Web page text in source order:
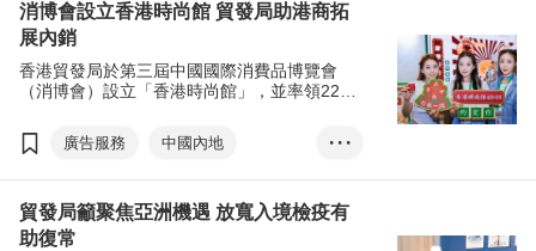
消博會設立香港時尚館 貿發局助港商拓
展內銷
香港貿發局於第三屆中國國際消費品博覽會
（消博會）設立「香港時尚館」，並率領22家
消費品，拓展龐大的內銷市場。
廣告服務
中國內地
消博會
香港時尚館
內銷
海口市
黃天偉
• • •
貿發局籲聚焦亞洲機遇 放寬入境檢疫有
助復常